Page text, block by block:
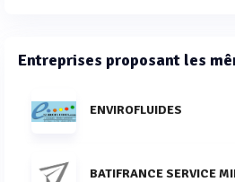
Entreprises proposant les
ENVIROFLUIDES
BATIFRANCE SERVICE